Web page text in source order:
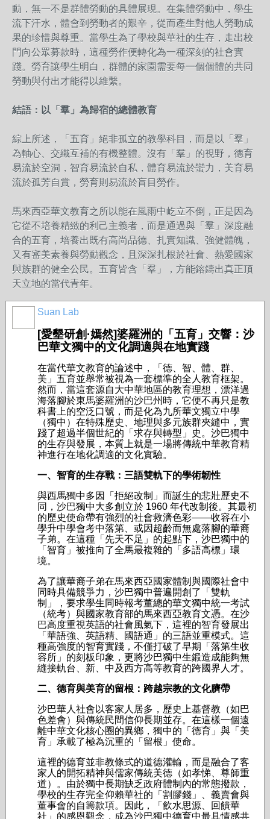
動，無一不是群體勞動的具體展現。在集體勞動中，學生
流下汗水，體會到勞動者的艱辛，從而產生對他人勞動成
果的珍惜與尊重。當學生為了學校與華社的生存，走出校
門向公眾募款時，這種勞作便轉化為一種深刻的社會實
踐。勞育讓學生明白，群體的家園需要每一個個體的共同
勞動與付出才能得以維繫。
結語：以「羣」為歸宿的總體教育
綜上所述，「五育」絕非孤立的教學科目，而是以「羣」
為軸心、交織互補的有機整體。沒有「羣」的視野，德育
易流於空洞，智育易流於自私，體育易流於蠻力，美育易
流於孤芳自賞，勞育則易流於盲目勞作。
馬來西亞華文教育之所以能在風雨中屹立不倒，正是因為
它從不培養精緻的利己主義者，而是通過與「羣」深度融
合的五育，培養出既有高尚品德、扎實知識、強健體魄，
又有審美素養與勞動觀念，且深深扎根於社會、熱愛國家
與族群的健全公民。五育皆含「羣」，方能鎔鑄出真正頂
天立地的當代青年。
Suan Lab
[愛墾研創·嫣然]婆羅洲的「五育」交響：沙
巴華文獨中的文化調適與在地實踐
在當代華文教育的論述中，「德、智、體、群、
美」五育並舉常被視為一套標準的全人教育框架。
然而，當這套源自大中華地區的教育理想，漂洋過
海落腳於東馬婆羅洲的沙巴州時，它便不再只是教
科書上的空泛口號，而是化為九所華文獨立中學
（獨中）在特殊歷史、地理與多元族群夾縫中，實
踐了超過半個世紀的「求存與轉型」史。沙巴獨中
的生存與發展，本質上就是一場將傳統中華教育精
神進行在地化調適的文化實驗。
一、智育的生存戰：三語雙軌下的學術韌性
與西馬獨中多因「拒絕改制」而誕生的悲壯歷史不
同，沙巴獨中大多創立於 1960 年代改制後。其最初
的歷史使命帶有強烈的社會救濟色彩——收容在小
學升中學會考中落第、或因超齡而無處落腳的華裔
子弟。在這種「先天不足」的起點下，沙巴獨中的
「智育」被推向了全馬最複雜的「多語高標」環
境。
為了讓華裔子弟在馬來西亞國家體制與國際社會中
同時具備競爭力，沙巴獨中普遍開創了「雙軌
制」，要求學生同時報考董總的華文獨中統一考試
（統考）與國家教育部的馬來西亞教育文憑。在沙
巴高度重視英語的社會風氣下，這裡的智育發展出
「華語強、英語精、國語通」的三語並重模式。這
種高強度的智育實踐，不僅打破了早期「落第生收
容所」的刻板印象，更將沙巴獨中生鍛造成能夠無
縫接軌台、新、中及西方高等教育的跨國界人才。
二、德育與美育的留根：跨越宗教的文化臍帶
沙巴華人社會以客家人居多，歷史上基督教（如巴
色差會）與傳統民間信仰長期並存。在這樣一個遠
離中華文化核心圈的異鄉，獨中的「德育」與「美
育」承載了極為沉重的「留根」使命。
這裡的德育並非教條式的道德灌輸，而是融合了客
家人的開拓精神與儒家傳統美德（如孝悌、尊師重
道）。由於獨中長期缺乏政府體制內的常態撥款，
學校的生存完全仰賴華社的「割膠錢」、義賣會與
董事會的自籌款項。因此，「飲水思源、回饋華
社」的感恩觀念，成為沙巴獨中德育中最具情感共